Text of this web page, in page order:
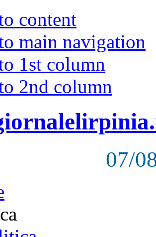
content
main navigation
1st column
2nd column
07/